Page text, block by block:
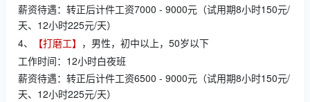
薪资待遇：转正后计件工资7000 - 9000元（试用期8小时150元/
天、12小时225元/天）
4、
【打磨工】 ，男性，初中以上，50岁以下
工作时间：12小时白夜班
薪资待遇：转正后计件工资6500 - 9000元（试用期8小时150元/
天、12小时225元/天）